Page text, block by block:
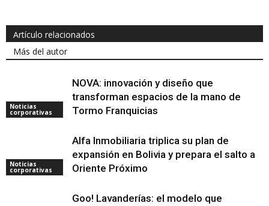
Artículo relacionados
Más del autor
Noticias
corporativas
NOVA: innovación y diseño que
transforman espacios de la mano de
Tormo Franquicias
Noticias
corporativas
Alfa Inmobiliaria triplica su plan de
expansión en Bolivia y prepara el salto a
Oriente Próximo
Goo! Lavanderías: el modelo que